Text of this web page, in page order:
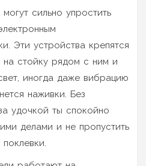
сильно упростить
Эти устройства крепятся
на стойку рядом с ним и
иногда даже вибрацию
наживки. Без
удочкой ты спокойно
делами и не пропустить